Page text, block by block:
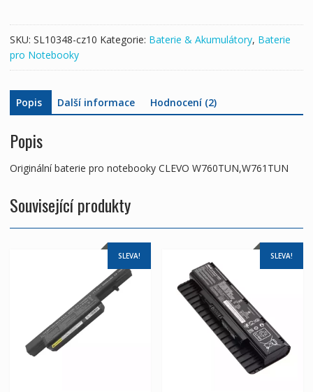
SKU: SL10348-cz10 Kategorie: Baterie & Akumulátory, Baterie
pro Notebooky
Popis Další informace Hodnocení (2)
Popis
Originální baterie pro notebooky CLEVO W760TUN,W761TUN
Související produkty
SLEVA! SLEVA!